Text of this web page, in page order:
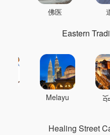
佛医
Eastern
Melayu
Healing Street